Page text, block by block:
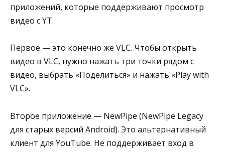
приложений, которые поддерживают просмотр
видео с YT.
Первое — это конечно же VLC. Чтобы открыть
видео в VLC, нужно нажать три точки рядом с
видео, выбрать «Поделиться» и нажать «Play with
VLC».
Второе приложение — NewPipe (NewPipe Legacy
для старых версий Android). Это альтернативный
клиент для YouTube. Не поддерживает вход в